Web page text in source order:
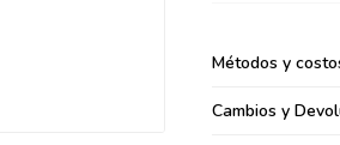
Métodos y
Cambios y